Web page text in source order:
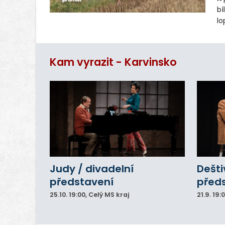
Kam vyrazit - Karvinsko
Judy / divadelní
představení
25.10.19:00, Celý MS kraj 21.9.